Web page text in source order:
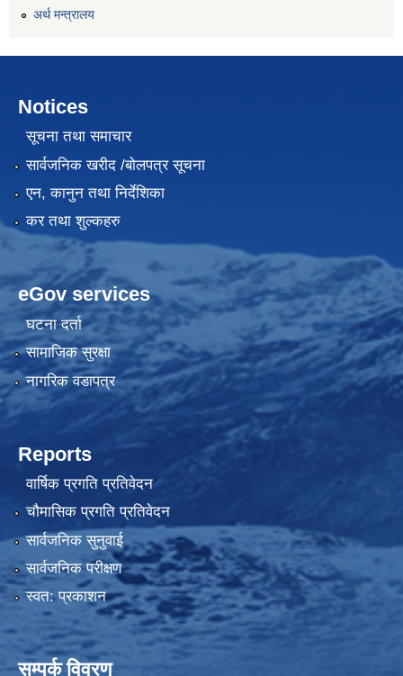
अर्थ मन्त्रालय
Notices
सूचना तथा समाचार
सार्वजनिक खरीद /बोलपत्र सूचना
एन, कानुन तथा निर्देशिका
कर तथा शुल्कहरु
eGov services
घटना दर्ता
सामाजिक सुरक्षा
नागरिक वडापत्र
Reports
वार्षिक प्रगति प्रतिवेदन
चौमासिक प्रगति प्रतिवेदन
सार्वजनिक सुनुवाई
सार्वजनिक परीक्षण
स्वत: प्रकाशन
सम्पर्क विवरण